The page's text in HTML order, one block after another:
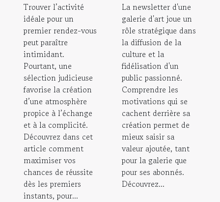
Trouver l’activité
idéale pour un
premier rendez-vous
peut paraître
intimidant.
Pourtant, une
sélection judicieuse
favorise la création
d’une atmosphère
propice à l’échange
et à la complicité.
Découvrez dans cet
article comment
maximiser vos
chances de réussite
dès les premiers
instants, pour...
La newsletter d'une
galerie d'art joue un
rôle stratégique dans
la diffusion de la
culture et la
fidélisation d'un
public passionné.
Comprendre les
motivations qui se
cachent derrière sa
création permet de
mieux saisir sa
valeur ajoutée, tant
pour la galerie que
pour ses abonnés.
Découvrez...